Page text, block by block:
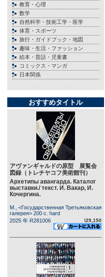
教育・心理
数学
自然科学・技術工学・医学
体育・スポーツ
旅行・ガイドブック・地図
趣味・生活・ファッション
絵本・昔話・児童書
コミックス・マンガ
日本関係
おすすめタイトル
アヴァンギャルドの原型 展覧会
図録（トレチヤコフ美術館刊）
Архетипы авангарда. Каталог
выставки./ текст. И. Вакар, И.
Кочергина.
М., <Государственная Третьяковская
галерея> 200 c. hard
2025 年 R281006
\29,150